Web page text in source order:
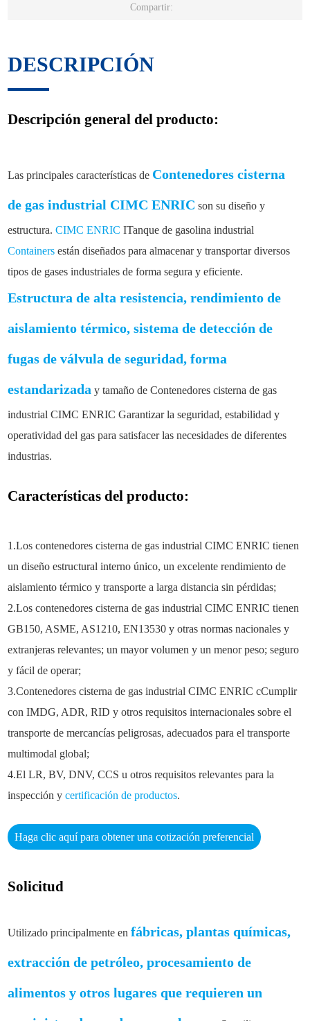
Compartir:
DESCRIPCIÓN
Descripción general del producto:
Las principales características de Contenedores cisterna
de gas industrial CIMC ENRIC son su diseño y
estructura.CIMC ENRIC ITanque de gasolina industrial
Containers están diseñados para almacenar y transportar diversos
tipos de gases industriales de forma segura y eficiente.
Estructura de alta resistencia, rendimiento de
aislamiento térmico, sistema de detección de
fugas de válvula de seguridad, forma
estandarizada y tamaño deContenedores cisterna de gas
industrial CIMC ENRIC Garantizar la seguridad, estabilidad y
operatividad del gas para satisfacer las necesidades de diferentes
industrias.
Características del producto:
1.Los contenedores cisterna de gas industrial CIMC ENRIC tienen
un diseño estructural interno único, un excelente rendimiento de
aislamiento térmico y transporte a larga distancia sin pérdidas;
2.Los contenedores cisterna de gas industrial CIMC ENRIC tienen
GB150, ASME, AS1210, EN13530 y otras normas nacionales y
extranjeras relevantes; un mayor volumen y un menor peso; seguro
y fácil de operar;
3.Contenedores cisterna de gas industrial CIMC ENRIC cCumplir
con IMDG, ADR, RID y otros requisitos internacionales sobre el
transporte de mercancías peligrosas, adecuados para el transporte
multimodal global;
4.El LR, BV, DNV, CCS u otros requisitos relevantes para la
inspección ycertificación de productos.
Haga clic aquí para obtener una cotización preferencial
Solicitud
Utilizado principalmente enfábricas, plantas químicas,
extracción de petróleo, procesamiento de
alimentos y otros lugares que requieren un